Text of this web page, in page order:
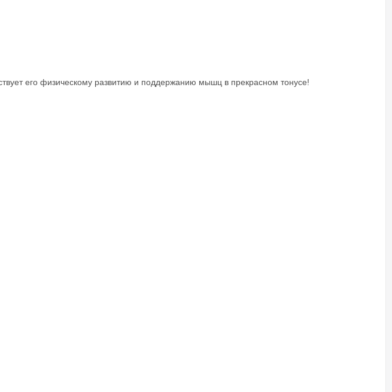
его физическому развитию и поддержанию мышц в прекрасном тонусе!